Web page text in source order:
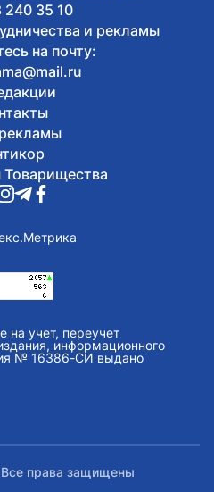
240 35 10
и рекламы
на почту:
на учет, переучет
информационного
№ 16386-СИ выдано
права защищены